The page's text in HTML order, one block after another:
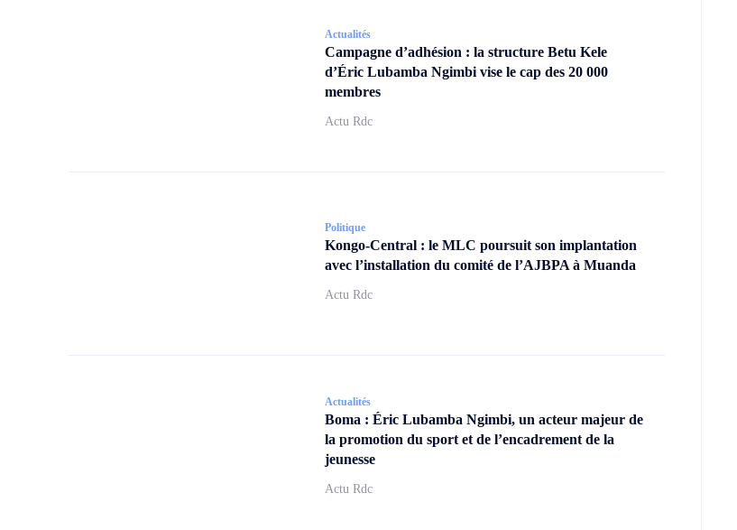
Actualités
Campagne d’adhésion : la structure Betu Kele
d’Éric Lubamba Ngimbi vise le cap des 20 000
membres
Actu Rdc
Politique
Kongo-Central : le MLC poursuit son implantation
avec l’installation du comité de l’AJBPA à Muanda
Actu Rdc
Actualités
Boma : Éric Lubamba Ngimbi, un acteur majeur de
la promotion du sport et de l’encadrement de la
jeunesse
Actu Rdc